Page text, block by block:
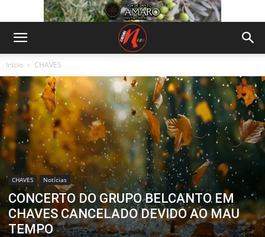
Início CHAVES
CHAVES Notícias
CONCERTO DO GRUPO BELCANTO EM
CHAVES CANCELADO DEVIDO AO MAU
TEMPO